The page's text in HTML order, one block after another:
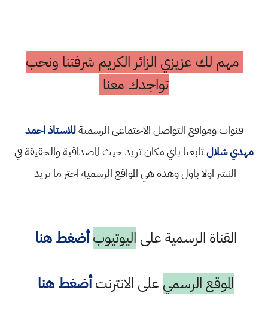
مهم لك عزيزي الزائر الكريم شرفتنا ونحب
تواجدك معنا
قنوات ومواقع التواصل الاجتماعي الرسميةللاستاذ احمد
مهدي شلالتابعنا باي مكان تريد حيث المصداقية والحقيقة في
النشر اولا باول وهذه هي المواقع الرسمية اختر ما تريد
القناة الرسمية على اليوتيوب أضغط هنا
الموقع الرسمي على الانترنتأضغط هنا